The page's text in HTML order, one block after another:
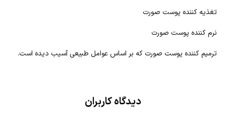
تغذیه کننده پوست صورت
نرم کننده پوست صورت
ترمیم کننده پوست صورت که بر اساس عوامل طبیعی آسیب دیده است.
دیدگاه کاربران